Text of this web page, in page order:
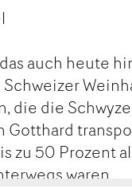
auch heute
die die
Gotthard
zu 50 Prozent
waren.